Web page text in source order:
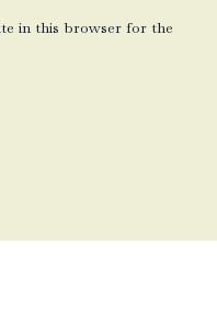
in this browser for the